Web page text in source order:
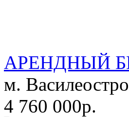
АРЕНДНЫЙ
м.
4 760 000р.